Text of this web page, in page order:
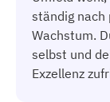
ständig nach
Wachstum.
selbst und
Exzellenz